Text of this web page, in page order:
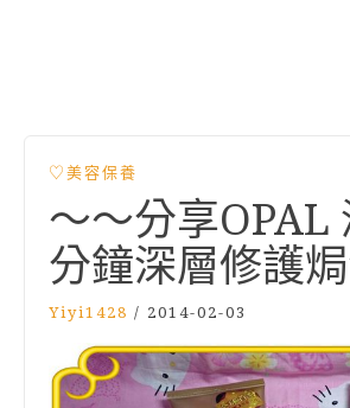
♡美容保養
～～分享OPAL
分鐘深層修護
Yiyi1428 / 2014-02-03